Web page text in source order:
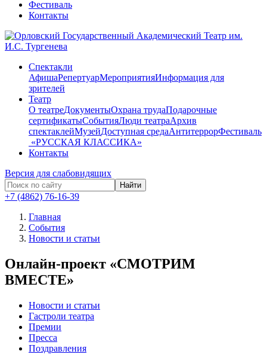
Фестиваль
Контакты
Спектакли
АфишаРепертуарМероприятияИнформация для
зрителей
Театр
О театреДокументыОхрана трудаПодарочные
сертификатыСобытияЛюди театраАрхив
спектаклейМузейДоступная средаАнтитеррорФестиваль
​ «РУССКАЯ КЛАССИКА»
Контакты
Версия для слабовидящих
Найти
+7 (4862) 76-16-39
Главная
События
Новости и статьи
Онлайн-проект «СМОТРИМ
ВМЕСТЕ»
Новости и статьи
Гастроли театра
Премии
Пресса
Поздравления